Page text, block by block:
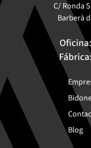
C/ Ronda
Barberà
Oficina:
Blog